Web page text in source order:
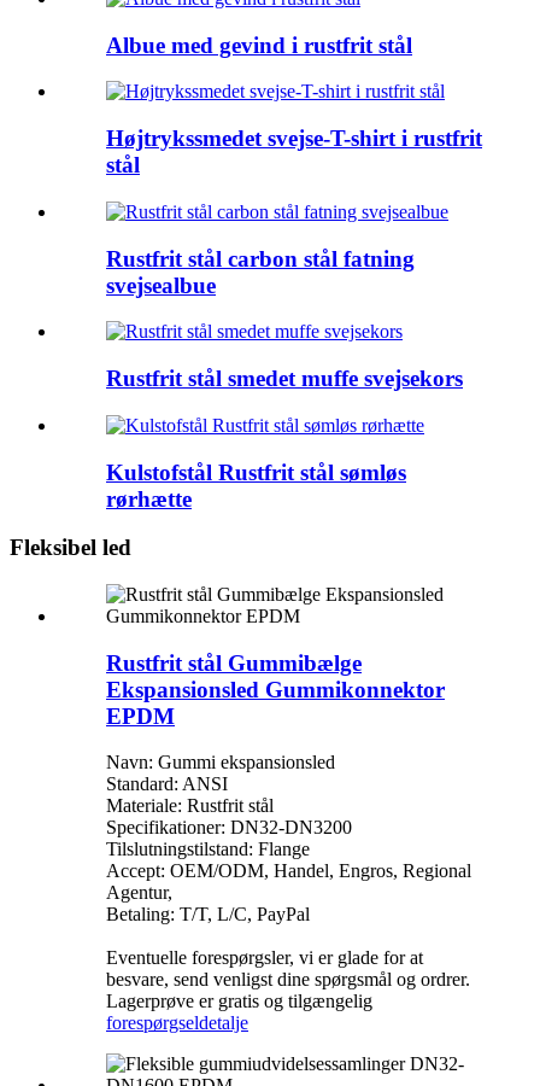
Albue med gevind i rustfrit stål
Højtrykssmedet svejse-T-shirt i rustfrit
stål
Rustfrit stål carbon stål fatning
svejsealbue
Rustfrit stål smedet muffe svejsekors
Kulstofstål Rustfrit stål sømløs
rørhætte
Fleksibel led
Rustfrit stål Gummibælge
Ekspansionsled Gummikonnektor
EPDM
Navn: Gummi ekspansionsled
Standard: ANSI
Materiale: Rustfrit stål
Specifikationer: DN32-DN3200
Tilslutningstilstand: Flange
Accept: OEM/ODM, Handel, Engros, Regional
Agentur,
Betaling: T/T, L/C, PayPal
Eventuelle forespørgsler, vi er glade for at
besvare, send venligst dine spørgsmål og ordrer.
Lagerprøve er gratis og tilgængelig
forespørgseldetalje